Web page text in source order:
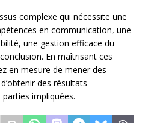
complexe qui nécessite une
en communication, une
une gestion efficace du
En maîtrisant ces
en mesure de mener des
des résultats
impliquées.